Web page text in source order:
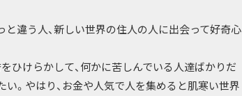
違う人、新しい世界の住人の人に出会って好奇心
ひけらかして、何かに苦しんでいる人達ばかりだ
。やはり、お金や人気で人を集めると肌寒い世界